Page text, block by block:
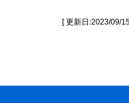
[ 更新日:2023/09/